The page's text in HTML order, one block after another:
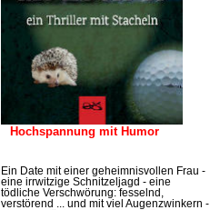
Hochspannung mit Humor
Ein Date mit einer geheimnisvollen Frau -
eine irrwitzige Schnitzeljagd - eine
tödliche Verschwörung: fesselnd,
verstörend ... und mit viel Augenzwinkern -